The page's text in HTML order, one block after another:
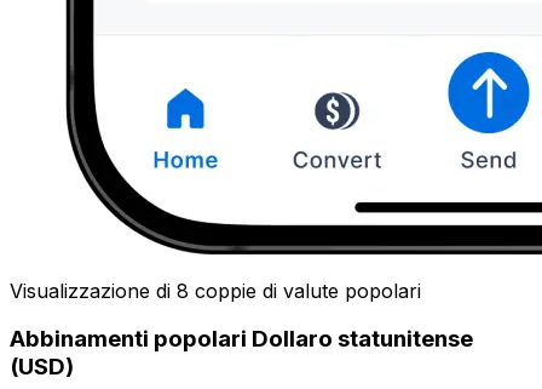
Visualizzazione di 8 coppie di valute popolari
Abbinamenti popolari Dollaro statunitense
(USD)